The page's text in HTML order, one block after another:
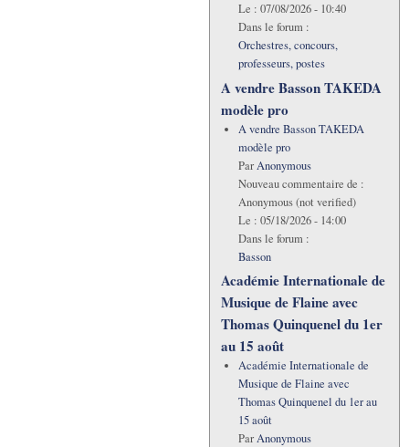
Le : 07/08/2026 - 10:40
Dans le forum :
Orchestres, concours,
professeurs, postes
A vendre Basson TAKEDA
modèle pro
A vendre Basson TAKEDA
modèle pro
ParAnonymous
Nouveau commentaire de :
Anonymous (not verified)
Le : 05/18/2026 - 14:00
Dans le forum :
Basson
Académie Internationale de
Musique de Flaine avec
Thomas Quinquenel du 1er
au 15 août
Académie Internationale de
Musique de Flaine avec
Thomas Quinquenel du 1er au
15 août
ParAnonymous